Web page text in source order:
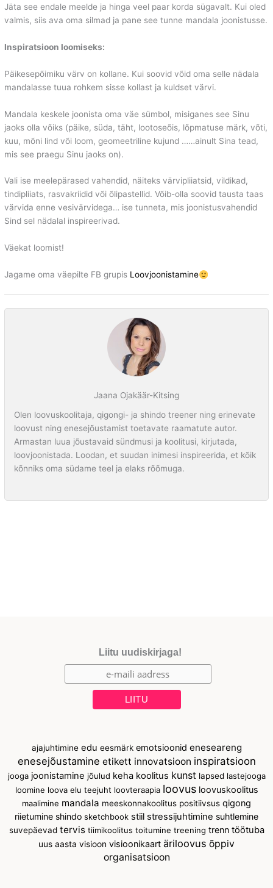
Jäta see endale meelde ja hinga veel paar korda sügavalt. Kui oled
valmis, siis ava oma silmad ja pane see tunne mandala joonistusse.
Inspiratsioon loomiseks:
Päikesepõimiku värv on kollane. Kui soovid võid oma selle nädala
mandalasse tuua rohkem sisse kollast ja kuldset värvi.
Mandala keskele joonista oma väe sümbol, misiganes see Sinu
jaoks olla võiks (päike, süda, täht, lootoseõis, lõpmatuse märk, võti,
kuu, mõni lind või loom, geomeetriline kujund ……ainult Sina tead,
mis see praegu Sinu jaoks on).
Vali ise meelepärased vahendid, näiteks värvipliiatsid, vildikad,
tindipliiats, rasvakriidid või õlipastellid. Võib-olla soovid tausta taas
värvida enne vesivärvidega… ise tunneta, mis joonistusvahendid
Sind sel nädalal inspireerivad.
Väekat loomist!
Jagame oma väepilte FB grupis Loovjoonistamine
Jaana Ojakäär-Kitsing
Olen loovuskoolitaja, qigongi- ja shindo treener ning erinevate
loovust ning enesejõustamist toetavate raamatute autor.
Armastan luua jõustavaid sündmusi ja koolitusi, kirjutada,
loovjoonistada. Loodan, et suudan inimesi inspireerida, et kõik
kõnniks oma südame teel ja elaks rõõmuga.
Liitu uudiskirjaga!
ajajuhtimine edu eesmärk emotsioonid eneseareng
enesejõustamine etikett innovatsioon inspiratsioon
jooga joonistamine jõulud keha koolitus kunst lapsed lastejooga
loomine loova elu teejuht loovteraapia loovus loovuskoolitus
maalimine mandala meeskonnakoolitus positiivsus qigong
riietumine shindo sketchbook stiil stressijuhtimine suhtlemine
suvepäevad tervis tiimikoolitus toitumine treening trenn töötuba
uus aasta visioon visioonikaart äriloovus õppiv
organisatsioon